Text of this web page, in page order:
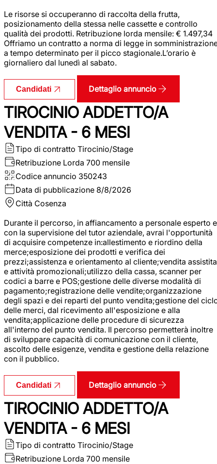
Le risorse si occuperanno di raccolta della frutta,
posizionamento della stessa nelle cassette e controllo
qualità dei prodotti. Retribuzione lorda mensile: € 1.497,34
Offriamo un contratto a norma di legge in
a tempo determinato per il picco stagionale.L’orario è
giornaliero dal lunedì al sabato.
Candidati Dettaglio annuncio
TIROCINIO ADDETTO/A
VENDITA - 6 MESI
Tipo di contratto Tirocinio/Stage
Retribuzione Lorda 700 mensile
Codice annuncio 350243
Data di pubblicazione 8/8/2026
Città Cosenza
Durante il percorso, in affiancamento a personale esperto e
con la supervisione del tutor aziendale, avrai l'opportunità
di acquisire competenze in:allestimento e riordino della
merce;esposizione dei prodotti e verifica dei
prezzi;assistenza e orientamento al cliente;vendita assistita
e attività promozionali;utilizzo della cassa, scanner per
codici a barre e POS;gestione delle diverse modalità di
pagamento;registrazione delle vendite;organizzazione
degli spazi e dei reparti del punto vendita;gestione del
delle merci, dal ricevimento all'esposizione e alla
vendita;applicazione delle procedure di sicurezza
all'interno del punto vendita. Il percorso permetterà inoltre
di sviluppare capacità di comunicazione con il cliente,
ascolto delle esigenze, vendita e gestione della relazione
con il pubblico.
Candidati Dettaglio annuncio
TIROCINIO ADDETTO/A
VENDITA - 6 MESI
Tipo di contratto Tirocinio/Stage
Retribuzione Lorda 700 mensile